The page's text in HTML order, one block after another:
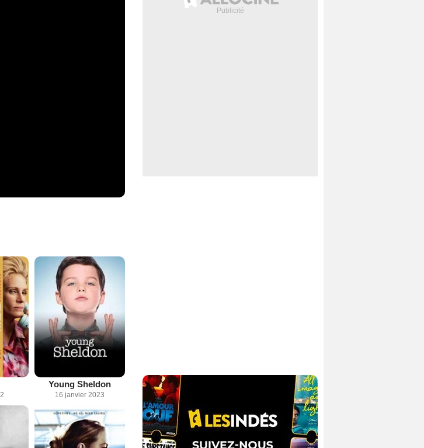
Young Sheldon
16 janvier 2023